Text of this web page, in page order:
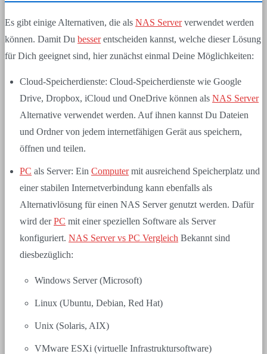
Es gibt einige Alternativen, die als NAS Serververwendet werden
können. Damit Du besserentscheiden kannst, welche dieser Lösung
für Dich geeignet sind, hier zunächst einmal Deine Möglichkeiten:
Cloud-Speicherdienste: Cloud-Speicherdienste wie Google
Drive, Dropbox, iCloud und OneDrive können als NAS Server
Alternative verwendet werden. Auf ihnen kannst Du Dateien
und Ordner von jedem internetfähigen Gerät aus speichern,
öffnen und teilen.
PC als Server: Ein Computermit ausreichend Speicherplatz und
einer stabilen Internetverbindung kann ebenfalls als
Alternativlösung für einen NAS Server genutzt werden. Dafür
wird derPC mit einer speziellen Software als Server
konfiguriert. NAS Server vs PC Vergleich Bekannt sind
diesbezüglich:
Windows Server (Microsoft)
Linux (Ubuntu, Debian, Red Hat)
Unix (Solaris, AIX)
VMware ESXi (virtuelle Infrastruktursoftware)